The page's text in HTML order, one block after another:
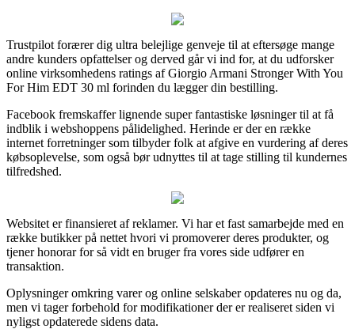
Trustpilot forærer dig ultra belejlige genveje til at eftersøge mange
andre kunders opfattelser og derved går vi ind for, at du udforsker
online virksomhedens ratings af Giorgio Armani Stronger With You
For Him EDT 30 ml forinden du lægger din bestilling.
Facebook fremskaffer lignende super fantastiske løsninger til at få
indblik i webshoppens pålidelighed. Herinde er der en række
internet forretninger som tilbyder folk at afgive en vurdering af deres
købsoplevelse, som også bør udnyttes til at tage stilling til kundernes
tilfredshed.
Websitet er finansieret af reklamer. Vi har et fast samarbejde med en
række butikker på nettet hvori vi promoverer deres produkter, og
tjener honorar for så vidt en bruger fra vores side udfører en
transaktion.
Oplysninger omkring varer og online selskaber opdateres nu og da,
men vi tager forbehold for modifikationer der er realiseret siden vi
nyligst opdaterede sidens data.